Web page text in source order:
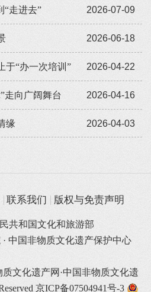
2026-07-09
“走进去”
2026-06-18
2026-04-22
于“办一次培训”
2026-04-16
走向广阔舞台
2026-04-03
缘
联系我们 版权与免责声明
共和国文化和旅游部
中国非物质文化遗产保护中心
文化遗产网·中国非物质文化遗
京ICP备07504941号-3